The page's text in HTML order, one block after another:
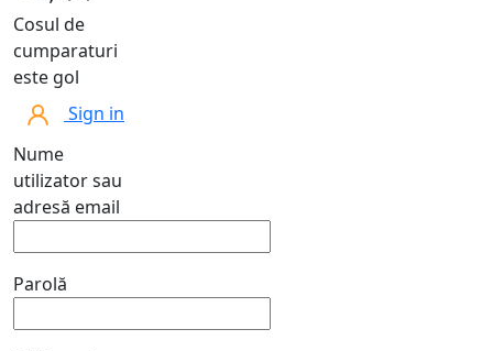
Cosul de
cumparaturi
este gol
Sign in
Nume
utilizator sau
adresă email
Parolă